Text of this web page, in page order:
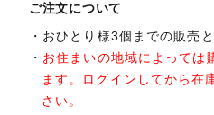
ご注文について
おひとり様3個までの販売と
お住まいの地域によっては
ます。ログインしてから在
さい。